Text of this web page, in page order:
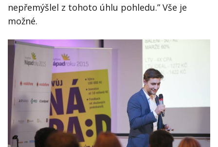
nepřemýšlel z tohoto úhlu pohledu.” Vše je
možné.